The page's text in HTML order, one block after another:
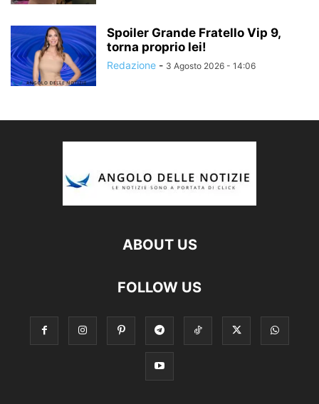
Spoiler Grande Fratello Vip 9,
torna proprio lei!
Redazione - 3 Agosto 2026 - 14:06
ABOUT US
FOLLOW US